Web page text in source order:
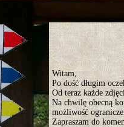
Witam,
Po dość długim
Od teraz każde
Na chwilę obecną
możliwość
Zapraszam do